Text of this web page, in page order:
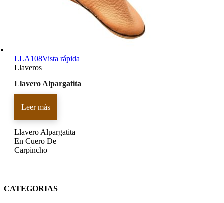
LLA108Vista rápida
Llaveros
Llavero Alpargatita
Leer más
Llavero Alpargatita
En Cuero De
Carpincho
CATEGORIAS